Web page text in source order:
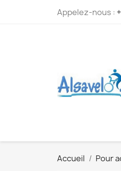
Appelez-nous :
Accueil Pour